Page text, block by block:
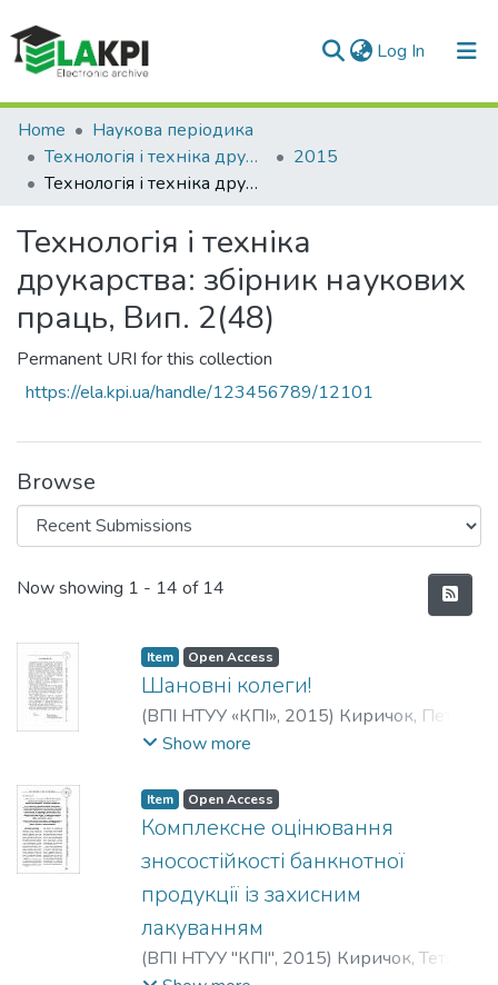
Log In (current)
Communities & Collections
All of DSpace
Home
Наукова періодика
Технологія і техніка друкарства
2015
Технологія і техніка друкарства: збірник наукових праць, Вип. 2(48)
Технологія і техніка
друкарства: збірник наукових
праць, Вип. 2(48)
Permanent URI for this collection
https://ela.kpi.ua/handle/123456789/12101
Browse
Recent Submissions
Now showing 1 - 14 of 14
Item Open Access
Шановні колеги!
(ВПІ НТУУ «КПІ», 2015) Киричок, Петро
Олексійович
Show more
Item Open Access
Комплексне оцінювання
зносостійкості банкнотної
продукції із захисним
лакуванням
(ВПІ НТУУ "КПІ", 2015) Киричок, Тетяна